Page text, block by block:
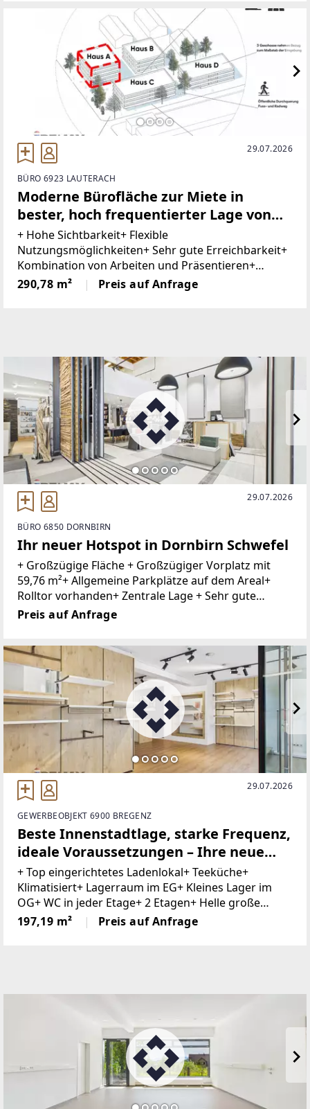
29.07.2026
BÜRO 6923 LAUTERACH
Moderne Bürofläche zur Miete in
bester, hoch frequentierter Lage von
Lauterach
+ Hohe Sichtbarkeit+ Flexible
Nutzungsmöglichkeiten+ Sehr gute Erreichbarkeit+
Kombination von Arbeiten und Präsentieren+
Barrierefrei+ Ausreichend Besucherparkplätze+
Tiefgaragenstellplatz optional In hoch
290,78 m² Preis auf Anfrage
29.07.2026
BÜRO 6850 DORNBIRN
Ihr neuer Hotspot in Dornbirn Schwefel
+ Großzügige Fläche + Großzügiger Vorplatz mit
59,76 m²+ Allgemeine Parkplätze auf dem Areal+
Rolltor vorhanden+ Zentrale Lage + Sehr gute
Infrastruktur+ Nahversorger und Dienstleister in
der Nähe + Öffentliche Verkehrsmittel
Preis auf Anfrage
29.07.2026
GEWERBEOBJEKT 6900 BREGENZ
Beste Innenstadtlage, starke Frequenz,
ideale Voraussetzungen – Ihre neue
Geschäftsadresse in Bregenz
+ Top eingerichtetes Ladenlokal+ Teeküche+
Klimatisiert+ Lagerraum im EG+ Kleines Lager im
OG+ WC in jeder Etage+ 2 Etagen+ Helle große
Geschäftsflächen + Zentrale Lage+ Im Stadtzentrum
gelegen+ Hohe FußgängerfrequenzSichern
197,19 m² Preis auf Anfrage